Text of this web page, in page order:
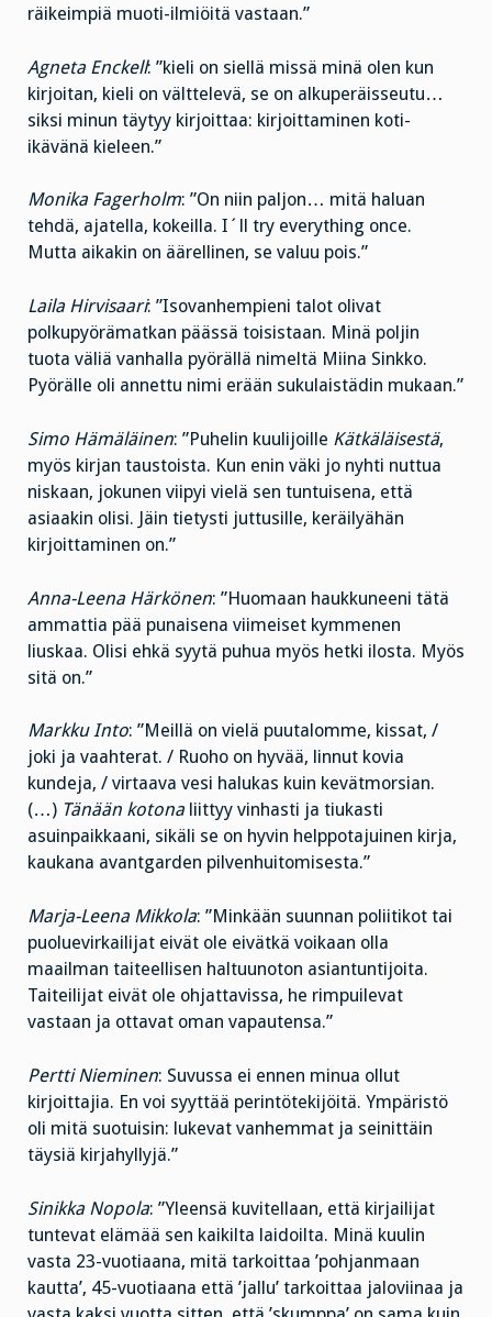
räikeimpiä muoti-ilmiöitä vastaan.”
Agneta Enckell: ”kieli on siellä missä minä olen kun
kirjoitan, kieli on välttelevä, se on alkuperäisseutu…
siksi minun täytyy kirjoittaa: kirjoittaminen koti-
ikävänä kieleen.”
Monika Fagerholm: ”On niin paljon… mitä haluan
tehdä, ajatella, kokeilla. I´ll try everything once.
Mutta aikakin on äärellinen, se valuu pois.”
Laila Hirvisaari: ”Isovanhempieni talot olivat
polkupyörämatkan päässä toisistaan. Minä poljin
tuota väliä vanhalla pyörällä nimeltä Miina Sinkko.
Pyörälle oli annettu nimi erään sukulaistädin mukaan.”
Simo Hämäläinen: ”Puhelin kuulijoille Kätkäläisestä,
myös kirjan taustoista. Kun enin väki jo nyhti nuttua
niskaan, jokunen viipyi vielä sen tuntuisena, että
asiaakin olisi. Jäin tietysti juttusille, keräilyähän
kirjoittaminen on.”
Anna-Leena Härkönen: ”Huomaan haukkuneeni tätä
ammattia pää punaisena viimeiset kymmenen
liuskaa. Olisi ehkä syytä puhua myös hetki ilosta. Myös
sitä on.”
Markku Into: ”Meillä on vielä puutalomme, kissat, /
joki ja vaahterat. / Ruoho on hyvää, linnut kovia
kundeja, / virtaava vesi halukas kuin kevätmorsian.
(…) Tänään kotona liittyy vinhasti ja tiukasti
asuinpaikkaani, sikäli se on hyvin helppotajuinen kirja,
kaukana avantgarden pilvenhuitomisesta.”
Marja-Leena Mikkola: ”Minkään suunnan poliitikot tai
puoluevirkailijat eivät ole eivätkä voikaan olla
maailman taiteellisen haltuunoton asiantuntijoita.
Taiteilijat eivät ole ohjattavissa, he rimpuilevat
vastaan ja ottavat oman vapautensa.”
Pertti Nieminen: Suvussa ei ennen minua ollut
kirjoittajia. En voi syyttää perintötekijöitä. Ympäristö
oli mitä suotuisin: lukevat vanhemmat ja seinittäin
täysiä kirjahyllyjä.”
Sinikka Nopola: ”Yleensä kuvitellaan, että kirjailijat
tuntevat elämää sen kaikilta laidoilta. Minä kuulin
vasta 23-vuotiaana, mitä tarkoittaa ’pohjanmaan
kautta’, 45-vuotiaana että ’jallu’ tarkoittaa jaloviinaa ja